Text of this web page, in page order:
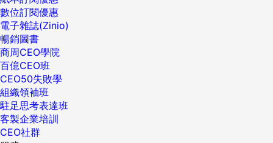
數位訂閱優惠
電子雜誌(Zinio)
暢銷圖書
商周CEO學院
百億CEO班
CEO50失敗學
組織領袖班
駐足思考表達班
客製企業培訓
CEO社群